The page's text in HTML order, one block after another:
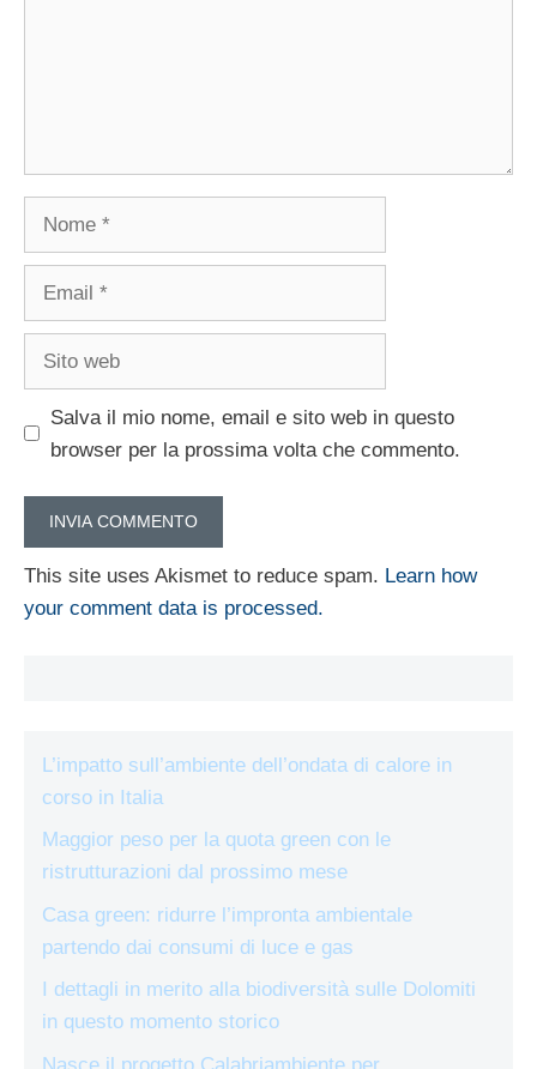
Salva il mio nome, email e sito web in questo
browser per la prossima volta che commento.
This site uses Akismet to reduce spam. Learn how
your comment data is processed.
L’impatto sull’ambiente dell’ondata di calore in
corso in Italia
Maggior peso per la quota green con le
ristrutturazioni dal prossimo mese
Casa green: ridurre l’impronta ambientale
partendo dai consumi di luce e gas
I dettagli in merito alla biodiversità sulle Dolomiti
in questo momento storico